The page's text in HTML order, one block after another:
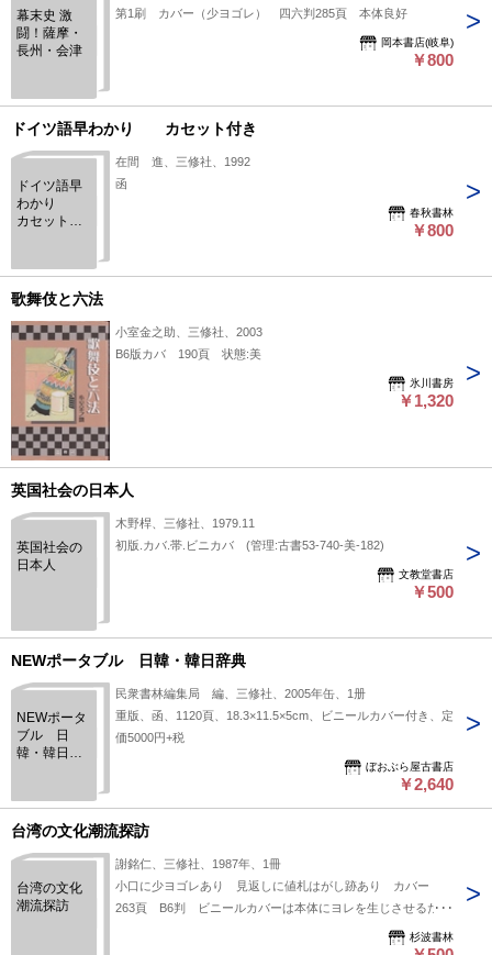
幕末史 激
闘！薩摩・
長州・会津
第1刷 カバー（少ヨゴレ） 四六判285頁 本体良好
岡本書店(岐阜)
￥800
ドイツ語早わかり カセット付き
ドイツ語早
わかり
カセット付
在間 進、三修社、1992
函
春秋書林
￥800
歌舞伎と六法
小室金之助、三修社、2003
B6版カバ 190頁 状態:美
氷川書房
￥1,320
英国社会の日本人
英国社会の
日本人
木野桿、三修社、1979.11
初版.カバ.帯.ビニカバ (管理:古書53-740-美-182)
文教堂書店
￥500
NEWポータブル 日韓・韓日辞典
NEWポータ
ブル 日
韓・韓日辞
民衆書林編集局 編、三修社、2005年缶、1册
重版、函、1120頁、18.3×11.5×5cm、ビニールカバー付き、定
価5000円+税
ぼおぶら屋古書店
￥2,640
台湾の文化潮流探訪
台湾の文化
潮流探訪
謝銘仁、三修社、1987年、1冊
小口に少ヨゴレあり 見返しに値札はがし跡あり カバー
263頁 B6判 ビニールカバーは本体にヨレを生じさせるた
杉波書林